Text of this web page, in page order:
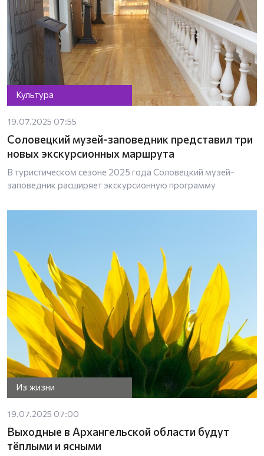
Культура
19.07.2025 07:55
Соловецкий музей-заповедник представил три
новых экскурсионных маршрута
В туристическом сезоне 2025 года Соловецкий музей-
заповедник расширяет экскурсионную программу
Из жизни
19.07.2025 07:00
Выходные в Архангельской области будут
тёплыми и ясными